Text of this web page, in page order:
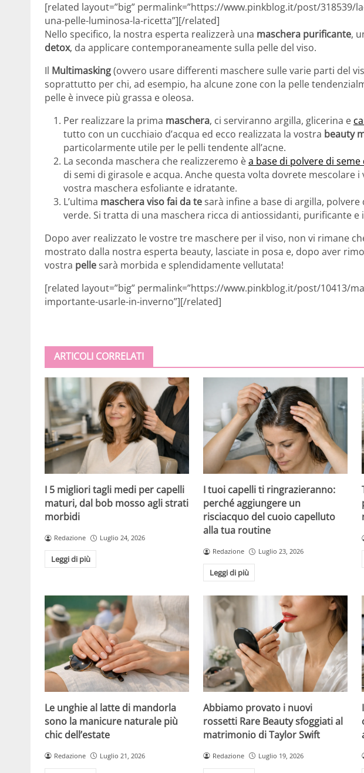
[related layout=”big” permalink=”https://www.pinkblog.it/post/318539/
una-pelle-luminosa-la-ricetta”][/related]
Nello specifico, la nostra esperta realizzerà una maschera purificante,
detox, da applicare contemporaneamente sulla pelle del viso.
Il Multimasking(ovvero usare differenti maschere sulle varie parti del
soprattutto per chi, ad esempio, ha alcune zone con la pelle
pelle è invece più grassa e oleosa.
Per realizzare la prima maschera, ci serviranno argilla, glicerina e
tutto con un cucchiaio d’acqua ed ecco realizzata la vostra beauty
particolarmente utile per le pelli tendente all’acne.
La seconda maschera che realizzeremo èa base di polvere di seme
di semi di girasole e acqua. Anche questa volta dovrete mescolare
vostra maschera esfoliante e idratante.
L’ultima maschera viso fai da tesarà infine a base di argilla, polvere
verde. Si tratta di una maschera ricca di antiossidanti, purificante e
Dopo aver realizzato le vostre tre maschere per il viso, non vi rimane
mostrato dalla nostra esperta beauty, lasciate in posa e, dopo aver
vostra pellesarà morbida e splendidamente vellutata!
[related layout=”big” permalink=”https://www.pinkblog.it/post/10413/
importante-usarle-in-inverno”][/related]
ARTICOLI CORRELATI
I 5 migliori tagli medi per capelli
maturi, dal bob mosso agli strati
morbidi
Redazione Luglio 24, 2026
Leggi di più
I tuoi capelli ti ringrazieranno:
perché aggiungere un
risciacquo del cuoio capelluto
alla tua routine
Redazione Luglio 23, 2026
Leggi di più
Le unghie al latte di mandorla
sono la manicure naturale più
chic dell’estate
Redazione Luglio 21, 2026
Abbiamo provato i nuovi
rossetti Rare Beauty sfoggiati al
matrimonio di Taylor Swift
Redazione Luglio 19, 2026